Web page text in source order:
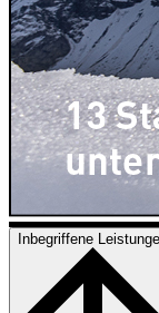
Inbegriffene